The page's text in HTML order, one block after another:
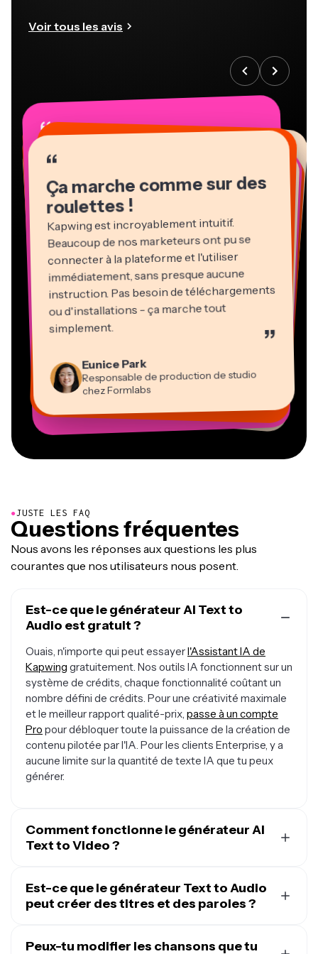
Voir tous les avis
“
Ça marche comme sur des
roulettes !
Kapwing est incroyablement intuitif.
Beaucoup de nos marketeurs ont pu se
connecter à la plateforme et l'utiliser
immédiatement, sans presque aucune
instruction. Pas besoin de téléchargements
ou d'installations - ça marche tout
simplement. ”
Eunice Park
Responsable de production de studio
chez Formlabs
“
Vannesia Darby
PDG chez MOXIE Nashville
“
Grant Taleck
Co-Fondateur chez
AuthentIQMarketing.com
Associé gérant chez EPATHLON
“
Kerry-lee Farla
Youtubeur
Gracie Peng
Directeur de contenu
“
Martin James
Éditeur vidéo
Éducation
“
Consultant
“
Mitch Rawlings
Prestataire de services indépendant en information
“
Dina Segovia
Travailleur freelance virtuel
●JUSTE LES FAQ
Questions fréquentes
Nous avons les réponses aux questions les plus
courantes que nos utilisateurs nous posent.
Est-ce que le générateur AI Text to
Audio est gratuit ?
Ouais, n'importe qui peut essayerl'Assistant IA de
Kapwing gratuitement. Nos outils IA fonctionnent sur un
système de crédits, chaque fonctionnalité coûtant un
nombre défini de crédits. Pour une créativité maximale
et le meilleur rapport qualité-prix, passe à un compte
Pro pour débloquer toute la puissance de la création de
contenu pilotée par l'IA. Pour les clients Enterprise, y a
aucune limite sur la quantité de texte IA que tu peux
générer.
Comment fonctionne le générateur AI
Text to Video ?
entraînés sur la musique, les sons et les voix
disponibles en ligne, puis ils exploitent ces données
utilise Minimax, ElevenLabs et d'autres modèles de
Est-ce que le générateur Text to Audio
peut créer des titres et des paroles ?
demander directement ce que tu veux. La timeline de
Peux-tu modifier les chansons que tu